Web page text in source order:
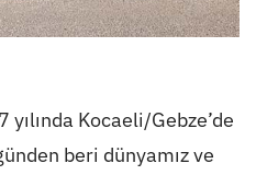
Kocaeli/Gebze’de
beri dünyamız ve